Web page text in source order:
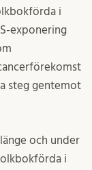
i
exponering
steg gentemot
och under
i